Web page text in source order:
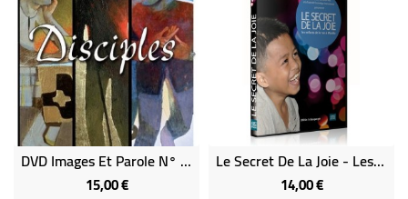
DVD Images Et Parole N° 1 "Disciples"
15,00 €Prix
Le Secret De La Joie - Les Enfants De La Rue À Manille
14,00 €Prix